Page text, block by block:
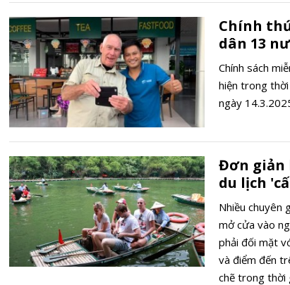
Chính
dân 13
Chính sách
hiện trong
ngày
Đơn giản
du lịch
Nhiều chuyên
mở cửa vào
phải đối mặt
và điểm đến
chẽ trong thời